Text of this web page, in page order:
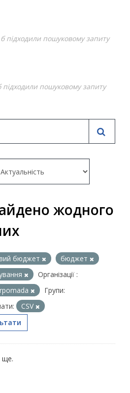
підходили пошуковому запиту
підходили пошуковому запиту
жодного
бюджет
бюджет
Організації :
Групи:
CSV
ще.